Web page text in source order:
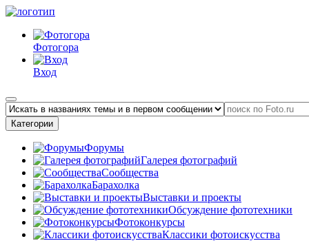
Фотогора
Вход
Категории
Форумы
Галерея фотографий
Сообщества
Барахолка
Выставки и проекты
Обсуждение фототехники
Фотоконкурсы
Классики фотоискусства